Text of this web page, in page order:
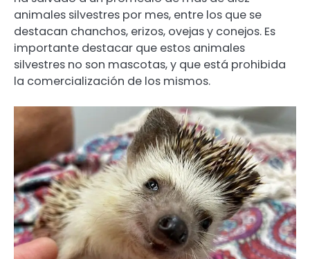
animales silvestres por mes, entre los que se
destacan chanchos, erizos, ovejas y conejos. Es
importante destacar que estos animales
silvestres no son mascotas, y que está prohibida
la comercialización de los mismos.